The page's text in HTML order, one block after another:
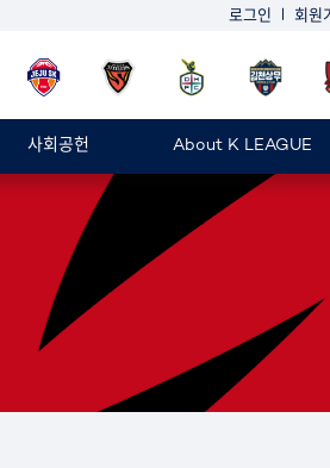
로그인 회원
사회공헌 About K LEAGUE